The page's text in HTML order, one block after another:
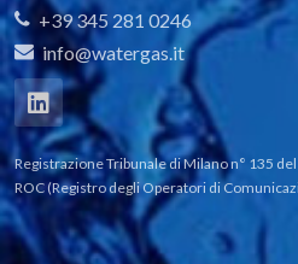
+39 345 281 0246
info@watergas.it
Registrazione Tribunale di Milano n° 135
ROC (Registro degli Operatori di